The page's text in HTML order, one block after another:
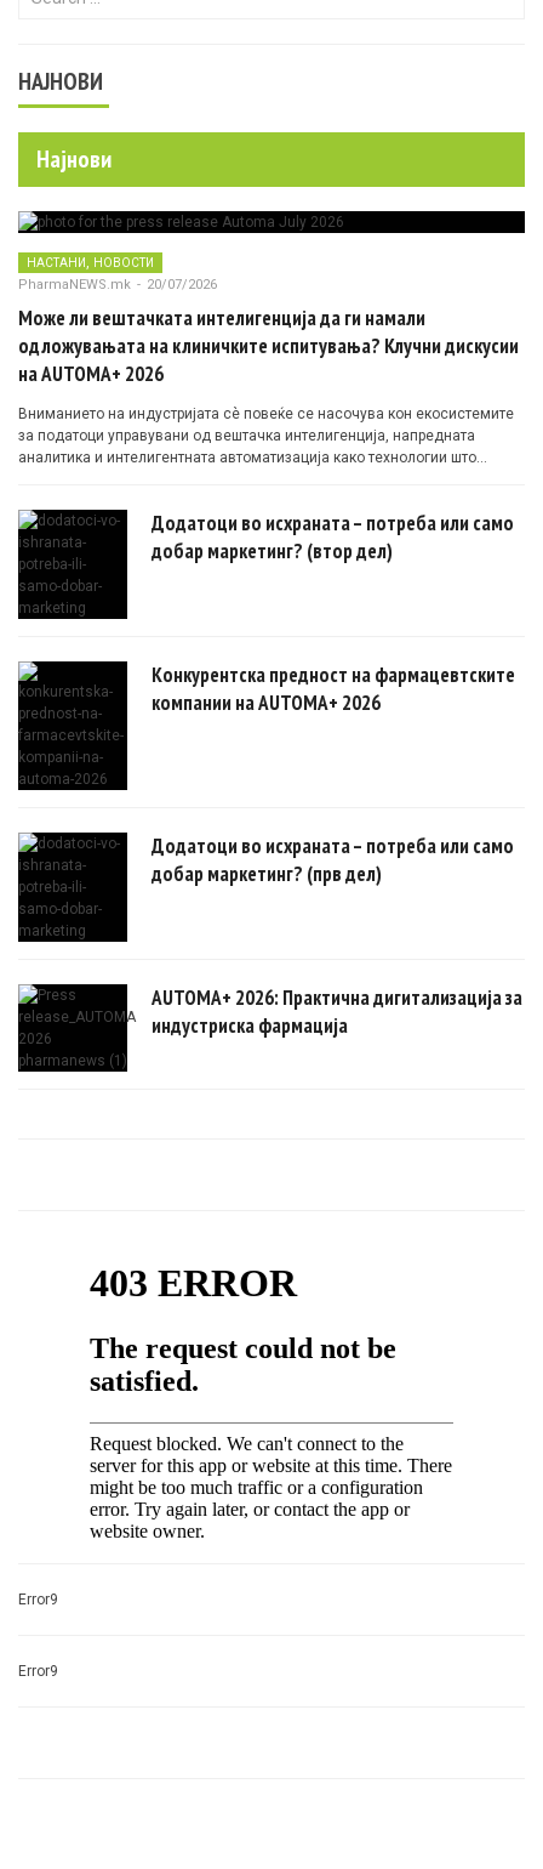
НАЈНОВИ
Најнови
НАСТАНИ, НОВОСТИ
PharmaNEWS.mk - 20/07/2026
Може ли вештачката интелигенција да ги намали
одложувањата на клиничките испитувања? Клучни дискусии
на AUTOMA+ 2026
Вниманието на индустријата сè повеќе се насочува кон екосистемите
за податоци управувани од вештачка интелигенција, напредната
аналитика и интелигентната автоматизација како технологии што
Додатоци во исхраната – потреба или само
добар маркетинг? (втор дел)
Конкурентска предност на фармацевтските
компании на AUTOMA+ 2026
Додатоци во исхраната – потреба или само
добар маркетинг? (прв дел)
AUTOMA+ 2026: Практична дигитализација за
индустриска фармација
Error9
Error9